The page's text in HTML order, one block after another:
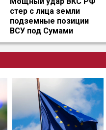
стер с лица земли
подземные позиции
ВСУ под Сумами